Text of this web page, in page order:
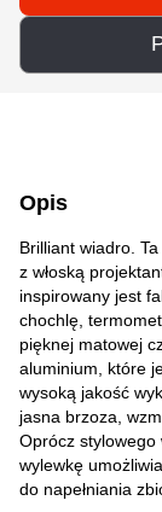
Opis
Brilliant wiadro.
z włoską
inspirowany jest
chochlę,
pięknej matowej
aluminium, które
wysoką jakość
jasna brzoza,
Oprócz stylowego
wylewkę
do napełniania